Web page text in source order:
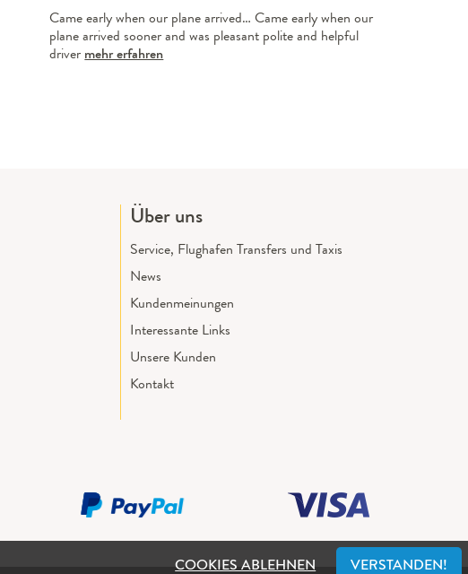
COOKIES ABLEHNEN VERSTANDEN!
Came early when our plane arrived… Came early when our
plane arrived sooner and was pleasant polite and helpful
driver mehr erfahren
Über uns
Service, Flughafen Transfers und Taxis
News
Kundenmeinungen
Interessante Links
Unsere Kunden
Kontakt